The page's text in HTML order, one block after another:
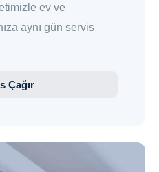
ev ve
aynı gün servis
Çağır